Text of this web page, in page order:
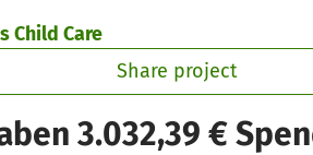
Child Care
Share project
3.032,39 €